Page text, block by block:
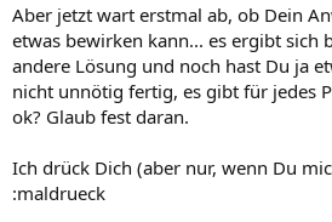
Aber jetzt wart erstmal ab, ob Dein
etwas bewirken kann... es ergibt sich
andere Lösung und noch hast Du ja
nicht unnötig fertig, es gibt für jedes
ok? Glaub fest daran.
Ich drück Dich (aber nur, wenn Du
:maldrueck